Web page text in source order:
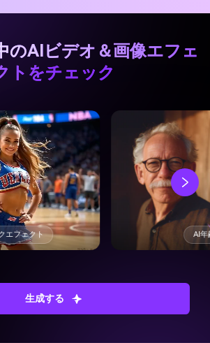
のAIビデオ＆画像エフェ
トをチェック
AI年齢フィルター
生成する